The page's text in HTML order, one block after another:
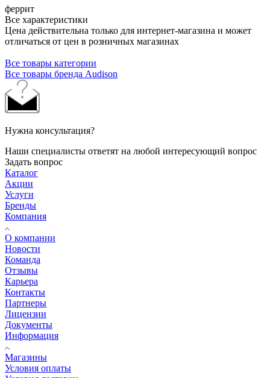
феррит
Все характеристики
Цена действительна только для интернет-магазина и может
отличаться от цен в розничных магазинах
Все товары категории
Все товары бренда Audison
Нужна консультация?
Наши специалисты ответят на любой интересующий вопрос
Задать вопрос
Каталог
Акции
Услуги
Бренды
Компания
О компании
Новости
Команда
Отзывы
Карьера
Контакты
Партнеры
Лицензии
Документы
Информация
Магазины
Условия оплаты